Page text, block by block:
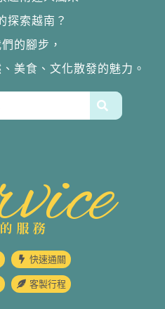
探索越南？
的腳步，
美食、文化散發的魅力。
服務
快速通關
客製行程